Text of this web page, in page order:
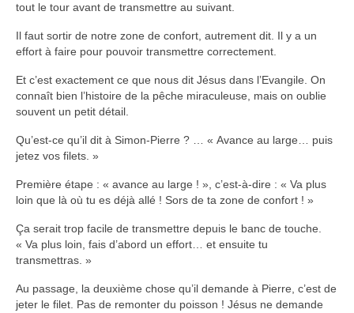
tout le tour avant de transmettre au suivant.
Il faut sortir de notre zone de confort, autrement dit. Il y a un
effort à faire pour pouvoir transmettre correctement.
Et c’est exactement ce que nous dit Jésus dans l’Evangile. On
connaît bien l’histoire de la pêche miraculeuse, mais on oublie
souvent un petit détail.
Qu’est-ce qu’il dit à Simon-Pierre ? … « Avance au large… puis
jetez vos filets. »
Première étape : « avance au large ! », c’est-à-dire : « Va plus
loin que là où tu es déjà allé ! Sors de ta zone de confort ! »
Ça serait trop facile de transmettre depuis le banc de touche.
« Va plus loin, fais d’abord un effort… et ensuite tu
transmettras. »
Au passage, la deuxième chose qu’il demande à Pierre, c’est de
jeter le filet. Pas de remonter du poisson ! Jésus ne demande